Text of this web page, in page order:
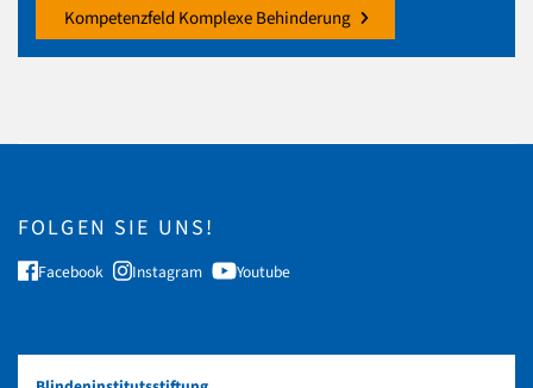
Kompetenzfeld Komplexe Behinderung
FOLGEN SIE UNS!
Facebook Instagram Youtube